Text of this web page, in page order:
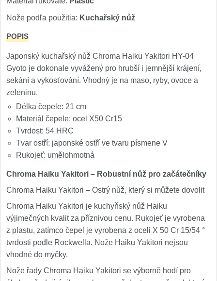
Ostřiče nožů V-Sharp
Doplnky a diely 6
Dopredaj
Nože podľa použitia: Kuchařský nůž
POPIS
Japonský kuchařský nůž Chroma Haiku Yakitori HY-04
Gyoto je dokonale vyvážený pro hrubší i jemnější krájení,
sekání a vykosťování. Vhodný je na maso, ryby, ovoce a
zeleninu.
Délka čepele: 21 cm
Materiál čepele: ocel X50 Cr15
Tvrdost: 54 HRC
Tvar ostří: japonské ostří ve tvaru písmene V
Rukojeť: umělohmotná
Chroma Haiku Yakitori – Robustní nůž pro začátečníky
Chroma Haiku Yakitori – Ostrý nůž, který si můžete dovolit
Chroma Haiku Yakitori je kuchyňský nůž Haiku
výjimečných kvalit za příznivou cenu. Rukojeť je vyrobena
z plastu, zatímco čepel je vyrobena z oceli X 50 Cr 15/54 °
tvrdosti podle Rockwella. Nože Haiku Yakitori nejsou
vhodné do myčky.
Nože řady Chroma Haiku Yakitori se výborně hodí pro